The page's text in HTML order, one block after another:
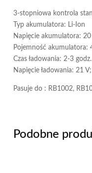
3-stopniowa kontrola
Typ akumulatora: Li-Ion
Napięcie akumulatora: 20
Pojemność akumulatora:
Czas ładowania: 2-3 godz.
Napięcie ładowania: 21
Pasuje do : RB1002,
Podobne